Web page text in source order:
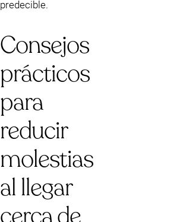
predecible.
Consejos
prácticos
para
reducir
molestias
al llegar